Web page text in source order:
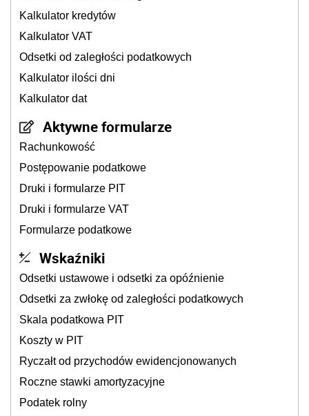
Kalkulator kredytów
Kalkulator VAT
Odsetki od zaległości podatkowych
Kalkulator ilości dni
Kalkulator dat
Aktywne formularze
Rachunkowość
Postępowanie podatkowe
Druki i formularze PIT
Druki i formularze VAT
Formularze podatkowe
Wskaźniki
Odsetki ustawowe i odsetki za opóźnienie
Odsetki za zwłokę od zaległości podatkowych
Skala podatkowa PIT
Koszty w PIT
Ryczałt od przychodów ewidencjonowanych
Roczne stawki amortyzacyjne
Podatek rolny